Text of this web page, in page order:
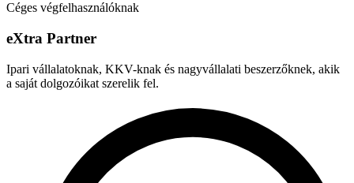
Céges végfelhasználóknak
eXtra Partner
Ipari vállalatoknak, KKV-knak és nagyvállalati beszerzőknek, akik
a saját dolgozóikat szerelik fel.